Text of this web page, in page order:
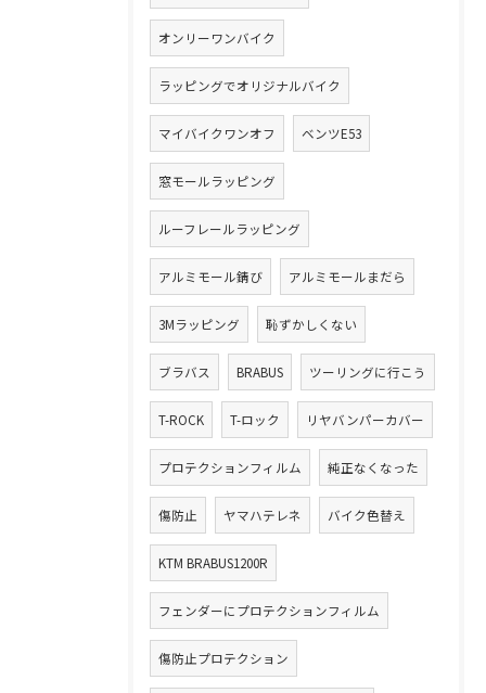
オンリーワンバイク
ラッピングでオリジナルバイク
マイバイクワンオフ ベンツE53
窓モールラッピング
ルーフレールラッピング
アルミモール錆び アルミモールまだら
3Mラッピング 恥ずかしくない
ブラバス BRABUS ツーリングに行こう
T-ROCK T-ロック リヤバンパーカバー
プロテクションフィルム 純正なくなった
傷防止 ヤマハテレネ バイク色替え
KTM BRABUS1200R
フェンダーにプロテクションフィルム
傷防止プロテクション